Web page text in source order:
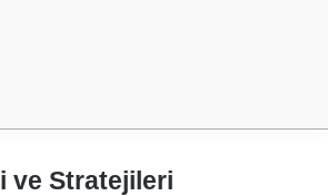
ve Stratejileri